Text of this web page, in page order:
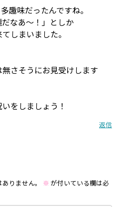
趣味だったんですね。
なあ〜！」としか
しまいました。
さそうにお見受けします
をしましょう！
返信
りません。 ※ が付いている欄は必